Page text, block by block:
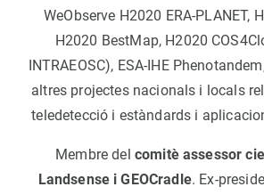
WeObserve H2020 ERA-PLANET,
H2020 BestMap, H2020
INTRAEOSC), ESA-IHE
altres projectes nacionals i locals
teledetecció i estàndards i
Membre del comitè assessor
Landsense i GEOCradle. Ex-